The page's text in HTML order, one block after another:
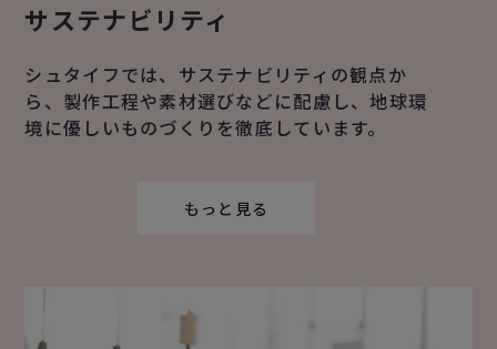
サステナビリティ
シュタイフでは、サステナビリティの観点か
ら、製作工程や素材選びなどに配慮し、地球環
境に優しいものづくりを徹底しています。
もっと見る